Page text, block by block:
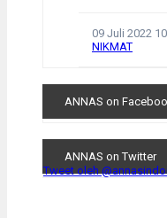
09 Juli 2022
NIKMAT
ANNAS on
ANNAS on Twitter
Tweet oleh